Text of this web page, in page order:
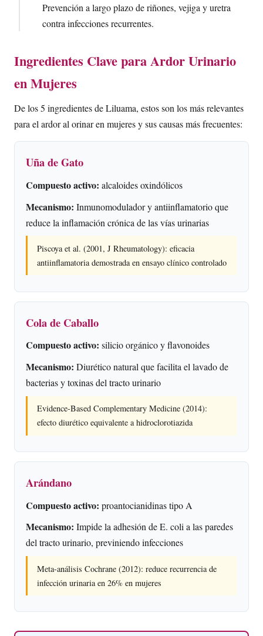
Prevención a largo plazo de riñones, vejiga y uretra
contra infecciones recurrentes.
Ingredientes Clave para Ardor Urinario
en Mujeres
De los 5 ingredientes de Liluama, estos son los más relevantes
para el ardor al orinar en mujeres y sus causas más frecuentes:
Uña de Gato
Compuesto activo: alcaloides oxindólicos
Mecanismo: Inmunomodulador y antiinflamatorio que
reduce la inflamación crónica de las vías urinarias
Piscoya et al. (2001, J Rheumatology): eficacia
antiinflamatoria demostrada en ensayo clínico controlado
Cola de Caballo
Compuesto activo: silicio orgánico y flavonoides
Mecanismo: Diurético natural que facilita el lavado de
bacterias y toxinas del tracto urinario
Evidence-Based Complementary Medicine (2014):
efecto diurético equivalente a hidroclorotiazida
Arándano
Compuesto activo: proantocianidinas tipo A
Mecanismo: Impide la adhesión de E. coli a las paredes
del tracto urinario, previniendo infecciones
Meta-análisis Cochrane (2012): reduce recurrencia de
infección urinaria en 26% en mujeres